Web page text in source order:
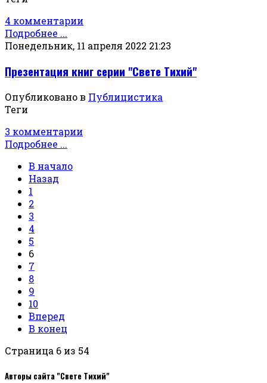
4 комментарии
Подробнее ...
Понедельник, 11 апреля 2022 21:23
Презентация книг серии "Свете Тихий"
Опубликовано в Публицистика
Теги
3 комментарии
Подробнее ...
В начало
Назад
1
2
3
4
5
6
7
8
9
10
Вперед
В конец
Страница 6 из 54
Авторы сайта "Свете Тихий"